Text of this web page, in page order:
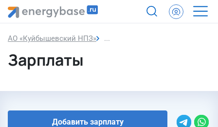
АО «Куйбышевский НПЗ» Зарплаты
Зарплаты
Добавить зарплату